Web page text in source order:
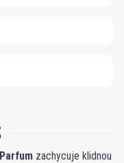
zachycuje klidnou